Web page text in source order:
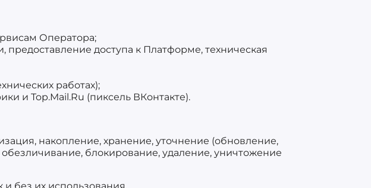
Оператора;
доступа к Платформе, техническая
работах);
и Top.Mail.Ru (пиксель ВКонтакте).
накопление, хранение, уточнение (обновление,
блокирование, удаление, уничтожение